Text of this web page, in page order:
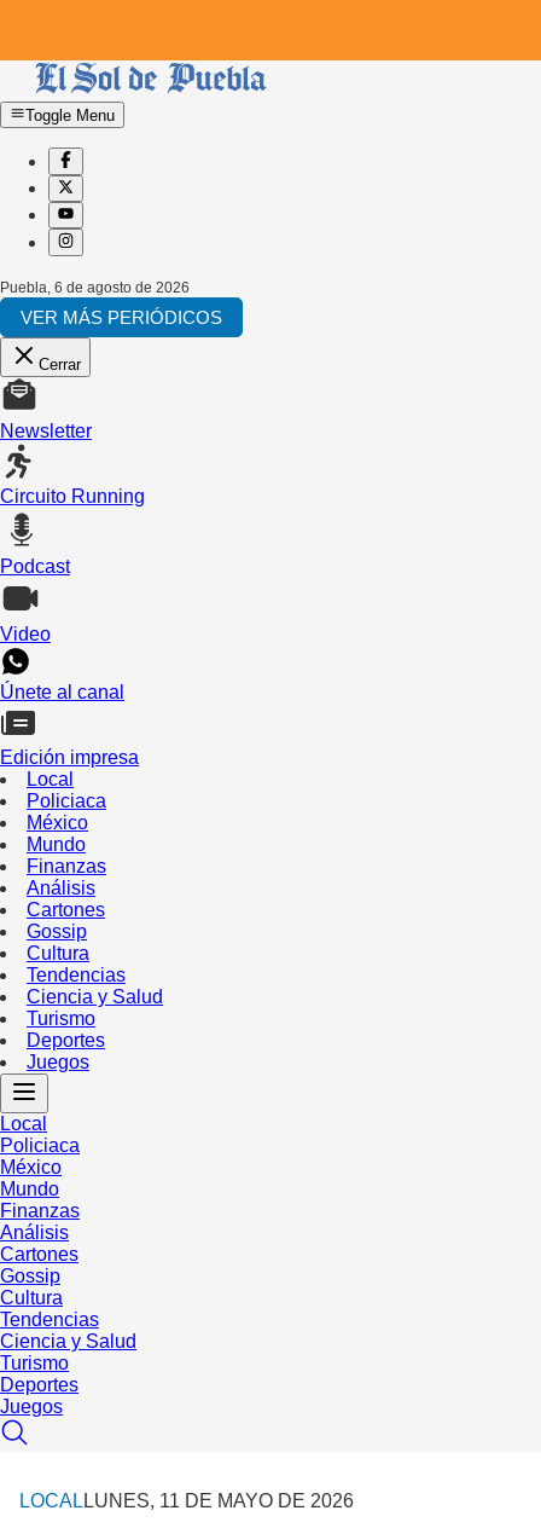
Toggle Menu
Puebla 6 de agosto de 2026
VER MÁS PERIÓDICOS
Cerrar
Newsletter
Circuito Running
Podcast
Video
Únete al canal
Edición impresa
Local
Policiaca
México
Mundo
Finanzas
Análisis
Cartones
Gossip
Cultura
Tendencias
Ciencia y Salud
Turismo
Deportes
Juegos
Local
Policiaca
México
Mundo
Finanzas
Análisis
Cartones
Gossip
Cultura
Tendencias
Ciencia y Salud
Turismo
Deportes
Juegos
LOCAL LUNES, 11 DE MAYO DE 2026